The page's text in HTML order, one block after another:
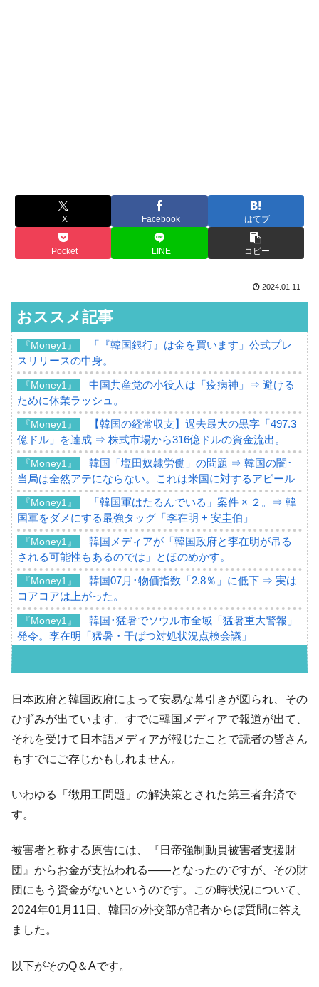
X Facebook はてブ
Pocket LINE コピー
2024.01.11
おススメ記事
『Money1』
「『韓国銀行』は金を買います」公式プレ
スリリースの中身。
『Money1』
中国共産党の小役人は「疫病神」⇒ 避ける
ために休業ラッシュ。
『Money1』
【韓国の経常収支】過去最大の黒字「497.3
億ドル」を達成 ⇒ 株式市場から316億ドルの資金流出。
『Money1』
韓国「塩田奴隷労働」の問題 ⇒ 韓国の闇･
当局は全然アテにならない。これは米国に対するアピール
『Money1』
「韓国軍はたるんでいる」案件 × ２。⇒ 韓
国軍をダメにする最強タッグ「李在明 + 安圭伯」
『Money1』
韓国メディアが「韓国政府と李在明が吊る
される可能性もあるのでは」とほのめかす。
『Money1』
韓国07月･物価指数「2.8％」に低下 ⇒ 実は
コアコアは上がった。
『Money1』
韓国･猛暑でソウル市全域「猛暑重大警報」
発令。李在明「猛暑・干ばつ対処状況点検会議」
07月販売台数は去年のほぼ半分「71台」しか売れなかっ
た。『起亜』は9台だけ
『Money1』
韓国「信用赦免を何回やっても、何回やっ
ても」⇒ 257万人赦免したのに60万人がまた延滞者に転
落！
韓国K9専用砲弾･装薬自動供給装甲車両･珍
『Money1』
体だけで410億ドル、輸出全体の41％もある
『Money1』
韓国･李在明「青年層の雇用状況が悪い。せ
や、若者に起業させよう」⇒ どんな雇用対策だソレ。
『Money1』
【韓国の外貨準備】2026年07月は4,279億ド
ル。外平債の発行「19.4億ドル」
『Money1』
『Money1』
韓国･李在明さっそく不動産対策で浅薄な発
日本政府と韓国政府によって安易な幕引きが図られ、その
ひずみが出ています。すでに韓国メディアで報道が出て、
それを受けて日本語メディアが報じたことで読者の皆さん
もすでにご存じかもしれません。
いわゆる「徴用工問題」の解決策とされた第三者弁済で
す。
被害者と称する原告には、『日帝強制動員被害者支援財
団』からお金が支払われる――となったのですが、その財
団にもう資金がないというのです。この時状況について、
2024年01月11日、韓国の外交部が記者からぼ質問に答え
ました。
以下がそのQ＆Aです。